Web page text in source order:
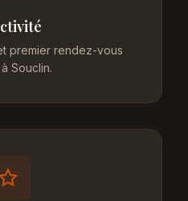
premier rendez-vous
Souclin.